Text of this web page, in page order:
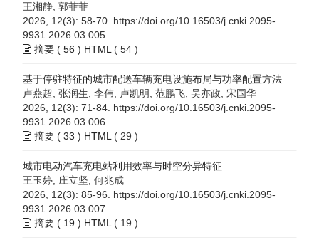
王湘静, 郭菲菲
2026, 12(3): 58-70. https://doi.org/10.16503/j.cnki.2095-
9931.2026.03.005
摘要 ( 56 ) HTML ( 54 )
基于停驻特征的城市配送车辆充电设施布局与功率配置方法
卢燕超, 张润生, 李伟, 卢凯明, 范鹏飞, 吴亦政, 宋国华
2026, 12(3): 71-84. https://doi.org/10.16503/j.cnki.2095-
9931.2026.03.006
摘要 ( 33 ) HTML ( 29 )
城市电动汽车充电站利用效率与时空分异特征
王玉婷, 庄立坚, 何兆成
2026, 12(3): 85-96. https://doi.org/10.16503/j.cnki.2095-
9931.2026.03.007
摘要 ( 19 ) HTML ( 19 )